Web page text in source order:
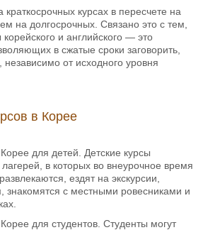
курсах в пересчете на
на долгосрочных. Связано это с тем,
и английского — это
в сжатые сроки заговорить,
независимо от исходного уровня
в Корее
для детей. Детские курсы
в которых во внеурочное время
ездят на экскурсии,
знакомятся с местными ровесниками и
для студентов. Студенты могут